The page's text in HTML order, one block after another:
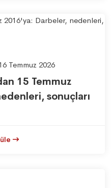
Temmuz 2026
15 Temmuz
sonuçları